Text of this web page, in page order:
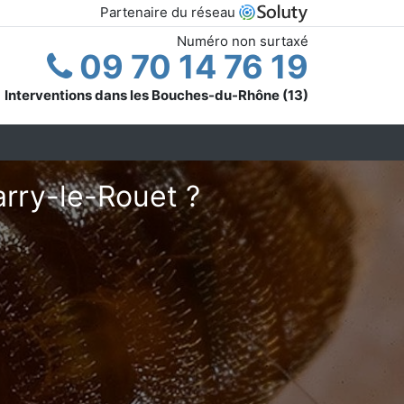
Partenaire du réseau
Numéro non surtaxé
09 70 14 76 19
Interventions dans les Bouches-du-Rhône (13)
le-Rouet ?